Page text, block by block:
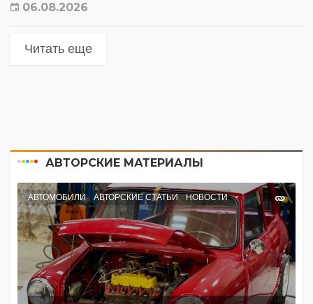
06.08.2026
Читать еще
АВТОРСКИЕ МАТЕРИАЛЫ
АВТОМОБИЛИ АВТОРСКИЕ СТАТЬИ НОВОСТИ